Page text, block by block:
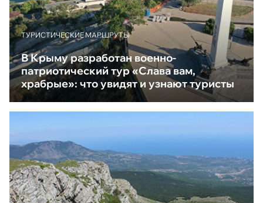
ТУРИСТИЧЕСКИЕ МАРШРУТЫ
В Крыму разработан военно-
патриотический тур «Слава вам,
храбрые»: что увидят и узнают туристы